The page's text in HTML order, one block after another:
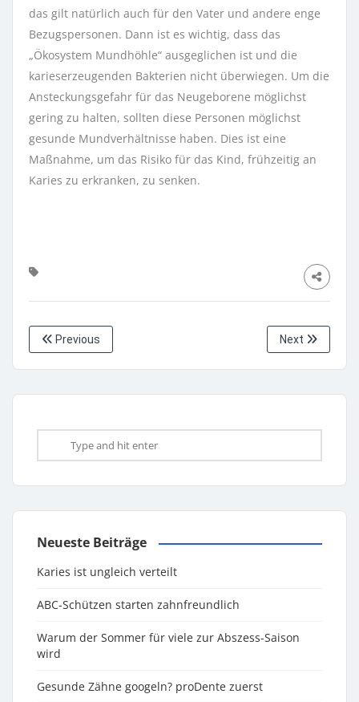
das gilt natürlich auch für den Vater und andere enge
Bezugspersonen. Dann ist es wichtig, dass das
„Ökosystem Mundhöhle“ ausgeglichen ist und die
karieserzeugenden Bakterien nicht überwiegen. Um die
Ansteckungsgefahr für das Neugeborene möglichst
gering zu halten, sollten diese Personen möglichst
gesunde Mundverhältnisse haben. Dies ist eine
Maßnahme, um das Risiko für das Kind, frühzeitig an
Karies zu erkranken, zu senken.
Previous Next
Neueste Beiträge
Karies ist ungleich verteilt
ABC-Schützen starten zahnfreundlich
Warum der Sommer für viele zur Abszess-Saison
wird
Gesunde Zähne googeln? proDente zuerst